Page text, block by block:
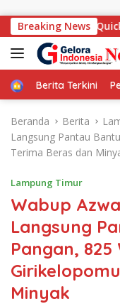
Breaking News
Ultimate Quick‑Hit
HomeBerita Terkini
Beranda Berita
Langsung Pantau
Terima Beras dan
Lampung Timur
Wabup
Langsung
Pangan, 825
Minyak